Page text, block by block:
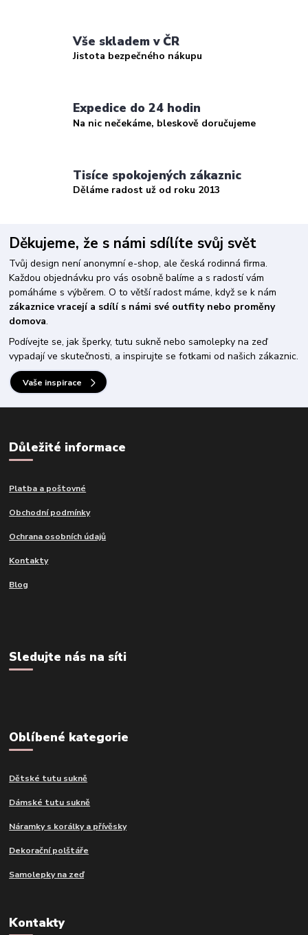
Vše skladem v ČR
Jistota bezpečného nákupu
Expedice do 24 hodin
Na nic nečekáme, bleskově doručujeme
Tisíce spokojených zákaznic
Děláme radost už od roku 2013
Děkujeme, že s námi sdílíte svůj svět
Tvůj design není anonymní e-shop, ale česká rodinná firma.
Každou objednávku pro vás osobně balíme a s radostí vám
pomáháme s výběrem. O to větší radost máme, když se k nám
zákaznice vracejí a sdílí s námi své outfity nebo proměny
domova.
Podívejte se, jak šperky, tutu sukně nebo samolepky na zeď
vypadají ve skutečnosti, a inspirujte se fotkami od našich zákaznic.
Vaše inspirace
Důležité informace
Platba a poštovné
Obchodní podmínky
Ochrana osobních údajů
Kontakty
Blog
Sledujte nás na síti
Oblíbené kategorie
Dětské tutu sukně
Dámské tutu sukně
Náramky s korálky a přívěsky
Dekorační polštáře
Samolepky na zeď
Kontakty